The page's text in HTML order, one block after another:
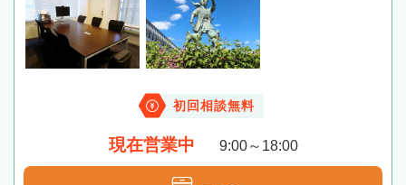
初回相談無料
現在営業中 9:00～18:00